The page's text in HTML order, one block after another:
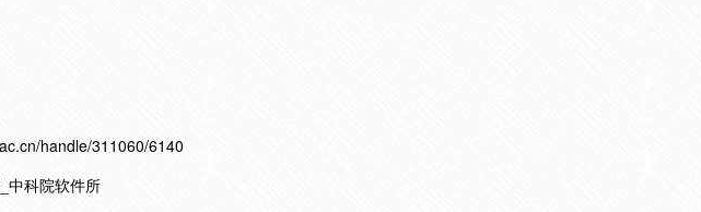
handle/311060/6140
中科院软件所